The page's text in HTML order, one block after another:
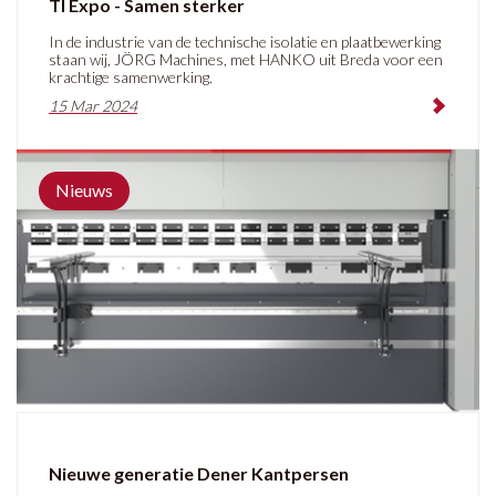
TI Expo - Samen sterker
In de industrie van de technische isolatie en plaatbewerking
staan wij, JÖRG Machines, met HANKO uit Breda voor een
krachtige samenwerking.
15 Mar 2024
Nieuws
Nieuwe generatie Dener Kantpersen